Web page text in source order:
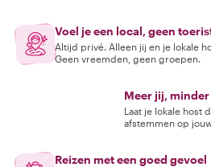
Voel je een local, geen
Altijd privé. Alleen jij en je lokale
Geen vreemden, geen groepen.
Meer jij,
Laat je lokale host
afstemmen op
Reizen met een goed gevoel